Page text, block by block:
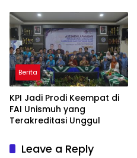
Berita
KPI Jadi Prodi Keempat di
FAI Unismuh yang
Terakreditasi Unggul
Leave a Reply